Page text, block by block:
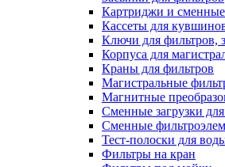
Полезные статьи
Новости и Акции
Картриджи и
Кассеты для
Ключи для фильтров,
Корпуса для
Краны для фильтров
Магистральные
Магнитные
Сменные загрузки
Сменные
Тест-полоски для
Фильтры на кран